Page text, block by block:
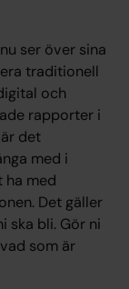
ser över sina
traditionell
och
rapporter i
det
med i
ha med
Det gäller
ska bli. Gör ni
som är